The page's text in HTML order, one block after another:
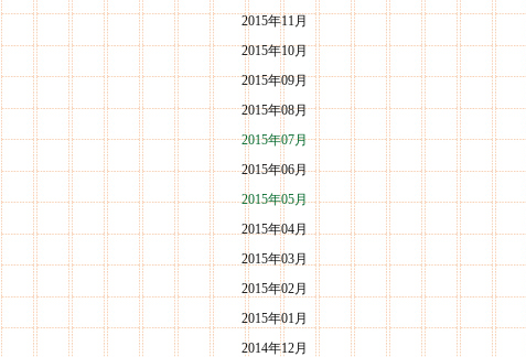
2015年11月
2015年10月
2015年09月
2015年08月
2015年07月
2015年06月
2015年05月
2015年04月
2015年03月
2015年02月
2015年01月
2014年12月